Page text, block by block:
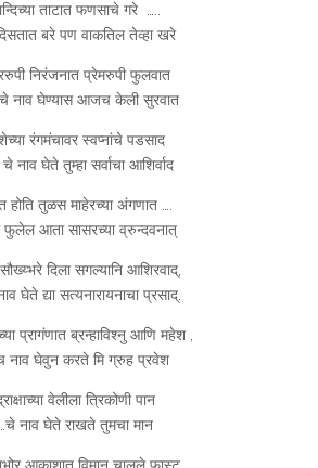
ताटात फणसाचे गरे …..
बरे पण वाकतिल तेव्हा खरे
निरंजनात प्रेमरुपी फुलवात
नाव घेण्यास आजच केली सुरवात
रंगमंचावर स्वप्नांचे पडसाद
नाव घेते तुम्हा सर्वाचा आशिर्वाद
होति तुळस माहेरच्या अंगणात ….
फुलेल आता सासरच्या व्रुन्दवनात्
सौख्य्भरे दिला सगल्यानि आशिरवाद्,
घेते द्या सत्यनारायनाचा प्रसाद्.
प्रागंणात ब्रन्हाविश्नु आणि महेश ,
नाव घेवुन करते मि ग्रुह प्रवेश
वेलीला त्रिकोणी पान
…चे नाव घेते राखते तुमचा मान